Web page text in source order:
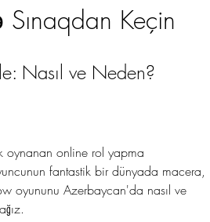
Keçin
Nasıl ve Neden?
oynanan online rol yapma
fantastik bir dünyada macera,
oyununu Azerbaycan'da nasıl ve